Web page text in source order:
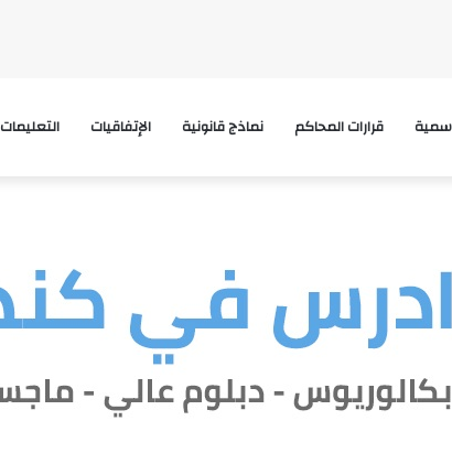
التعليمات الإتفاقيات نماذج قانونية قرارات المحاكم